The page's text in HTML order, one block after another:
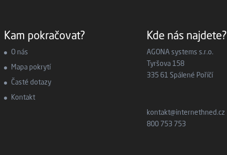
Kam pokračovat?
O nás
Mapa pokrytí
Časté dotazy
Kontakt
Kde nás najdete?
AGONA systems s.r.o.
Tyršova 158
335 61 Spálené Poříčí
kontakt@internethned.cz
800 753 753